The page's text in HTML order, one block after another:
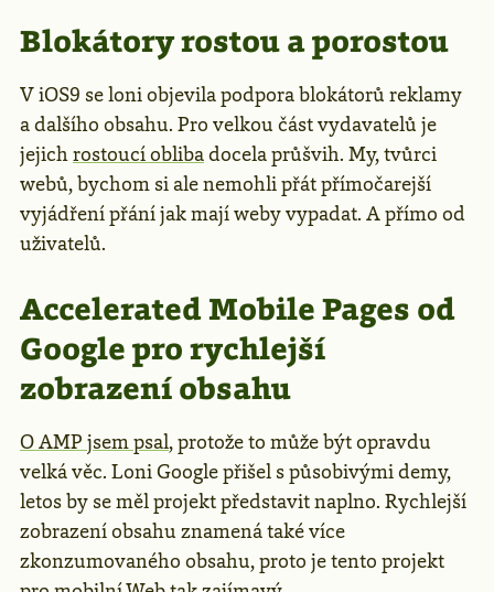
Blokátory rostou a porostou
V iOS9 se loni objevila podpora blokátorů reklamy
a dalšího obsahu. Pro velkou část vydavatelů je
jejichrostoucí oblibadocela průšvih. My, tvůrci
webů, bychom si ale nemohli přát přímočarejší
vyjádření přání jak mají weby vypadat. A přímo od
uživatelů.
Accelerated Mobile Pages od
Google pro rychlejší
zobrazení obsahu
O AMP jsem psal, protože to může být opravdu
velká věc. Loni Google přišel s působivými demy,
letos by se měl projekt představit naplno. Rychlejší
zobrazení obsahu znamená také více
zkonzumovaného obsahu, proto je tento projekt